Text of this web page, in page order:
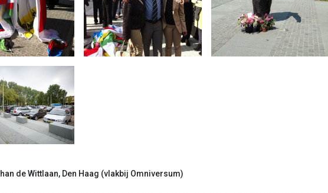
de Wittlaan, Den Haag (vlakbij Omniversum)